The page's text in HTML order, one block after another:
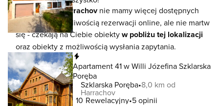
W lokalizacjiHarrachovnie mamy więcej dostępnych
noclegów z możliwością rezerwacji online, ale nie martw
się - czekają na Ciebie obiektyw pobliżu tej lokalizacji
oraz obiekty z możliwością wysłania zapytania.
Apartament 41 w Willi Józefina Szklarska
Poręba
Szklarska Poręba 8,0 km od
Harrachov
10 Rewelacyjny 5 opinii